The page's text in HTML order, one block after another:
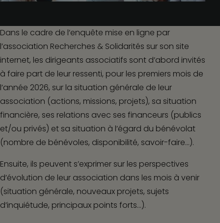
Dans le cadre de l’enquête mise en ligne par
l’association Recherches & Solidarités sur son site
internet, les dirigeants associatifs sont d’abord invités
à faire part de leur ressenti, pour les premiers mois de
l’année 2026, sur la situation générale de leur
association (actions, missions, projets), sa situation
financière, ses relations avec ses financeurs (publics
et/ou privés) et sa situation à l’égard du bénévolat
(nombre de bénévoles, disponibilité, savoir-faire…).
Ensuite, ils peuvent s’exprimer sur les perspectives
d’évolution de leur association dans les mois à venir
(situation générale, nouveaux projets, sujets
d’inquiétude, principaux points forts…).